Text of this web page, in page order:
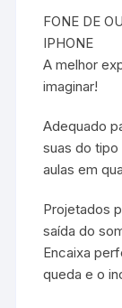
FONE DE
IPHONE
A melhor
imaginar!
Adequado
suas do
aulas em
Projetados
saída do
Encaixa
queda e o